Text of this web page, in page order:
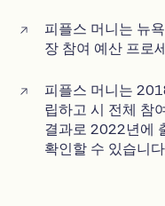
피플스 머니는 뉴
장 참여 예산 프로
피플스 머니는
립하고 시 전체 참
결과로 2022년에
확인할 수 있습니